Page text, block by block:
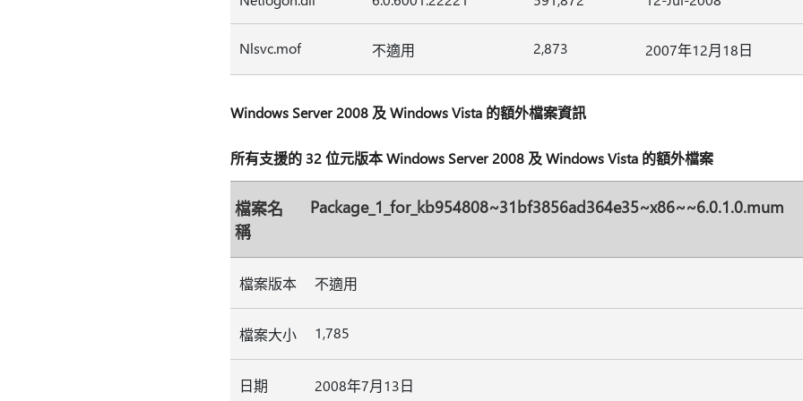
Nlsvc.mof 不適用 2,873 2007年12月18日
Windows Server 2008 及 Windows Vista 的額外檔案資訊
所有支援的 32 位元版本 Windows Server 2008 及 Windows Vista 的額外檔案
檔案名
稱
Package_1_for_kb954808~31bf3856ad364e35~x86~~6.0.1.0.mum
檔案版本 不適用
檔案大小 1,785
日期
2008年7月13日